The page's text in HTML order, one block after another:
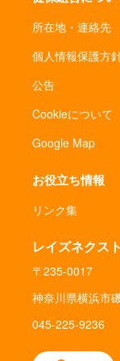
所在地・連絡先
個人情報保護方
公告
Cookieについて
Google Map
お役立ち情報
リンク集
レイズネクス
〒235-0017
神奈川県横浜市
045-225-9236